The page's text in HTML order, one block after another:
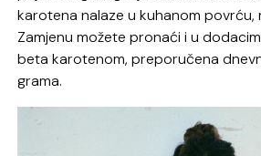
karotena nalaze u kuhanom povrću,
Zamjenu možete pronaći i u
beta karotenom, preporučena
grama.